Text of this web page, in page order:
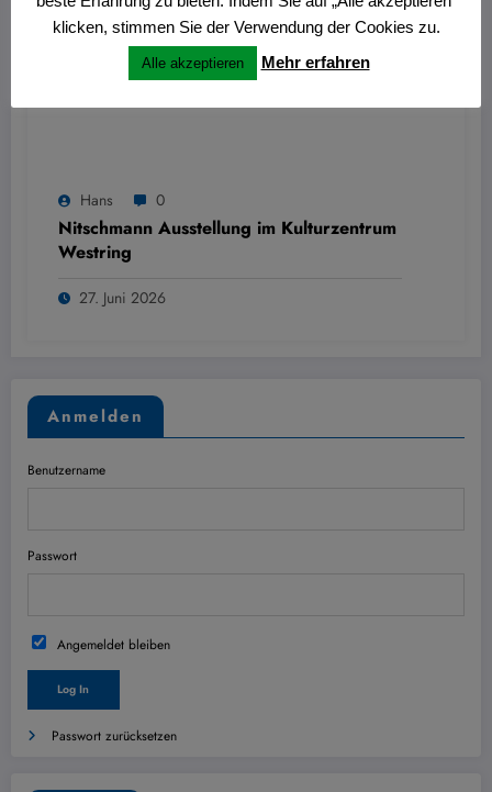
Hans 0
Nitschmann Ausstellung im Kulturzentrum
Westring
27. Juni 2026
Anmelden
Benutzername
Passwort
Angemeldet bleiben
Passwort zurücksetzen
klicken, stimmen Sie der Verwendung der Cookies zu.
Alle akzeptieren Mehr erfahren